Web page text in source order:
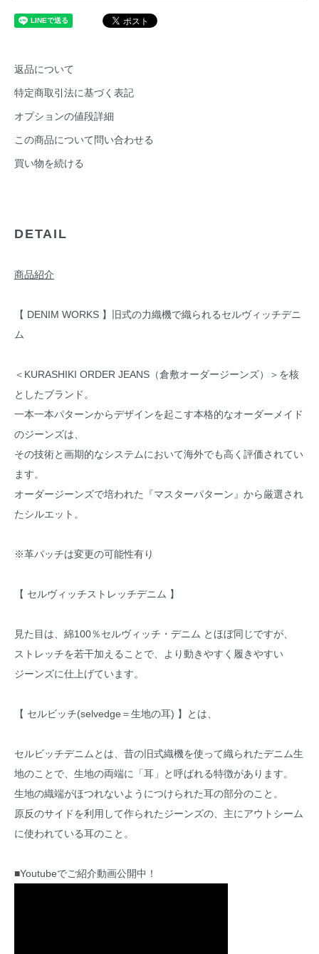
返品について
特定商取引法に基づく表記
オプションの値段詳細
この商品について問い合わせる
買い物を続ける
DETAIL
商品紹介
【 DENIM WORKS 】旧式の力織機で織られるセルヴィッチデニ
ム
＜KURASHIKI ORDER JEANS（倉敷オーダージーンズ）＞を核
としたブランド。
一本一本パターンからデザインを起こす本格的なオーダーメイド
のジーンズは、
その技術と画期的なシステムにおいて海外でも高く評価されてい
ます。
オーダージーンズで培われた『マスターパターン』から厳選され
たシルエット。
※革パッチは変更の可能性有り
【 セルヴィッチストレッチデニム 】
見た目は、綿100％セルヴィッチ・デニム とほぼ同じですが、
ストレッチを若干加えることで、より動きやすく履きやすい
ジーンズに仕上げています。
【 セルビッチ(selvedge＝生地の耳) 】とは、
セルビッチデニムとは、昔の旧式織機を使って織られたデニム生
地のことで、生地の両端に「耳」と呼ばれる特徴があります。
生地の織端がほつれないようにつけられた耳の部分のこと。
原反のサイドを利用して作られたジーンズの、主にアウトシーム
に使われている耳のこと。
■Youtubeでご紹介動画公開中！